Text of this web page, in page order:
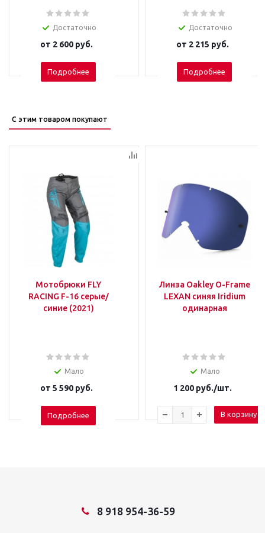
Достаточно
от 2 600 руб.
Подробнее
Достаточно
от 2 215 руб.
Подробнее
С этим товаром покупают
Мотобрюки FLY
RACING F-16 серые/
синие (2021)
Мало
от 5 590 руб.
Подробнее
Линза Oakley O-Frame
LEXAN синяя Iridium
одинарная
Мало
1 200руб./шт.
В корзину
8 918 954-36-59